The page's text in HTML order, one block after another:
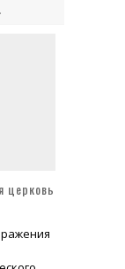
церковь